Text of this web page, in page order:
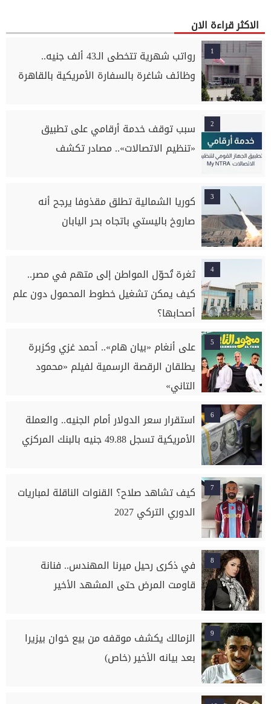
الاكثر قراءة الان
1
رواتب شهرية تتخطى الـ43 ألف جنيه..
وظائف شاغرة بالسفارة الأمريكية بالقاهرة
2
سبب توقف خدمة أرقامي على تطبيق
«تنظيم الاتصالات».. مصادر تكشف
3
كوريا الشمالية تطلق مقذوفا يرجح أنه
صاروخ باليستي باتجاه بحر اليابان
4
ثغرة تُحوّل المواطن إلى متهم في مصر..
كيف يمكن تشغيل خطوط المحمول دون علم
أصحابها؟
5
على أنغام «بيان هام».. أحمد غزي وكزبرة
يطلقان الرقصة الرسمية لفيلم «محمود
التاني»
6
استقرار سعر الدولار أمام الجنيه.. والعملة
الأمريكية تسجل 49.88 جنيه بالبنك المركزي
7
كيف تشاهد صلاح؟ القنوات الناقلة لمباريات
الدوري التركي 2027
8
في ذكرى رحيل ميرنا المهندس.. فنانة
قاومت المرض حتى المشهد الأخير
9
الزمالك يكشف موقفه من بيع خوان بيزيرا
بعد بيانه الأخير (خاص)